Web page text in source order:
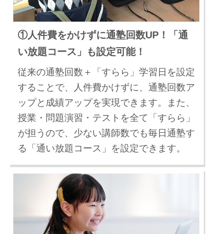
①人件費をかけずに通塾回数UP！「通
い放題コース」も設定可能！
従来の通塾回数＋「すらら」学習日を設定
することで、人件費かけずに、通塾回数ア
ップと成績アップを実現できます。また、
授業・問題演習・テストを全て「すらら」
が担うので、少ない講師数でも毎日通塾す
る「通い放題コース」を設定できます。